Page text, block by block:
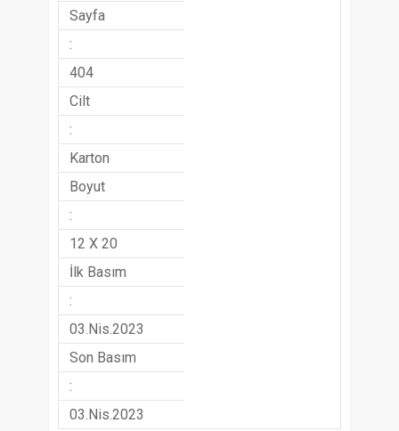
Sayfa
:
404
Cilt
:
Karton
Boyut
:
12 X 20
İlk Basım
:
03.Nis.2023
Son Basım
:
03.Nis.2023